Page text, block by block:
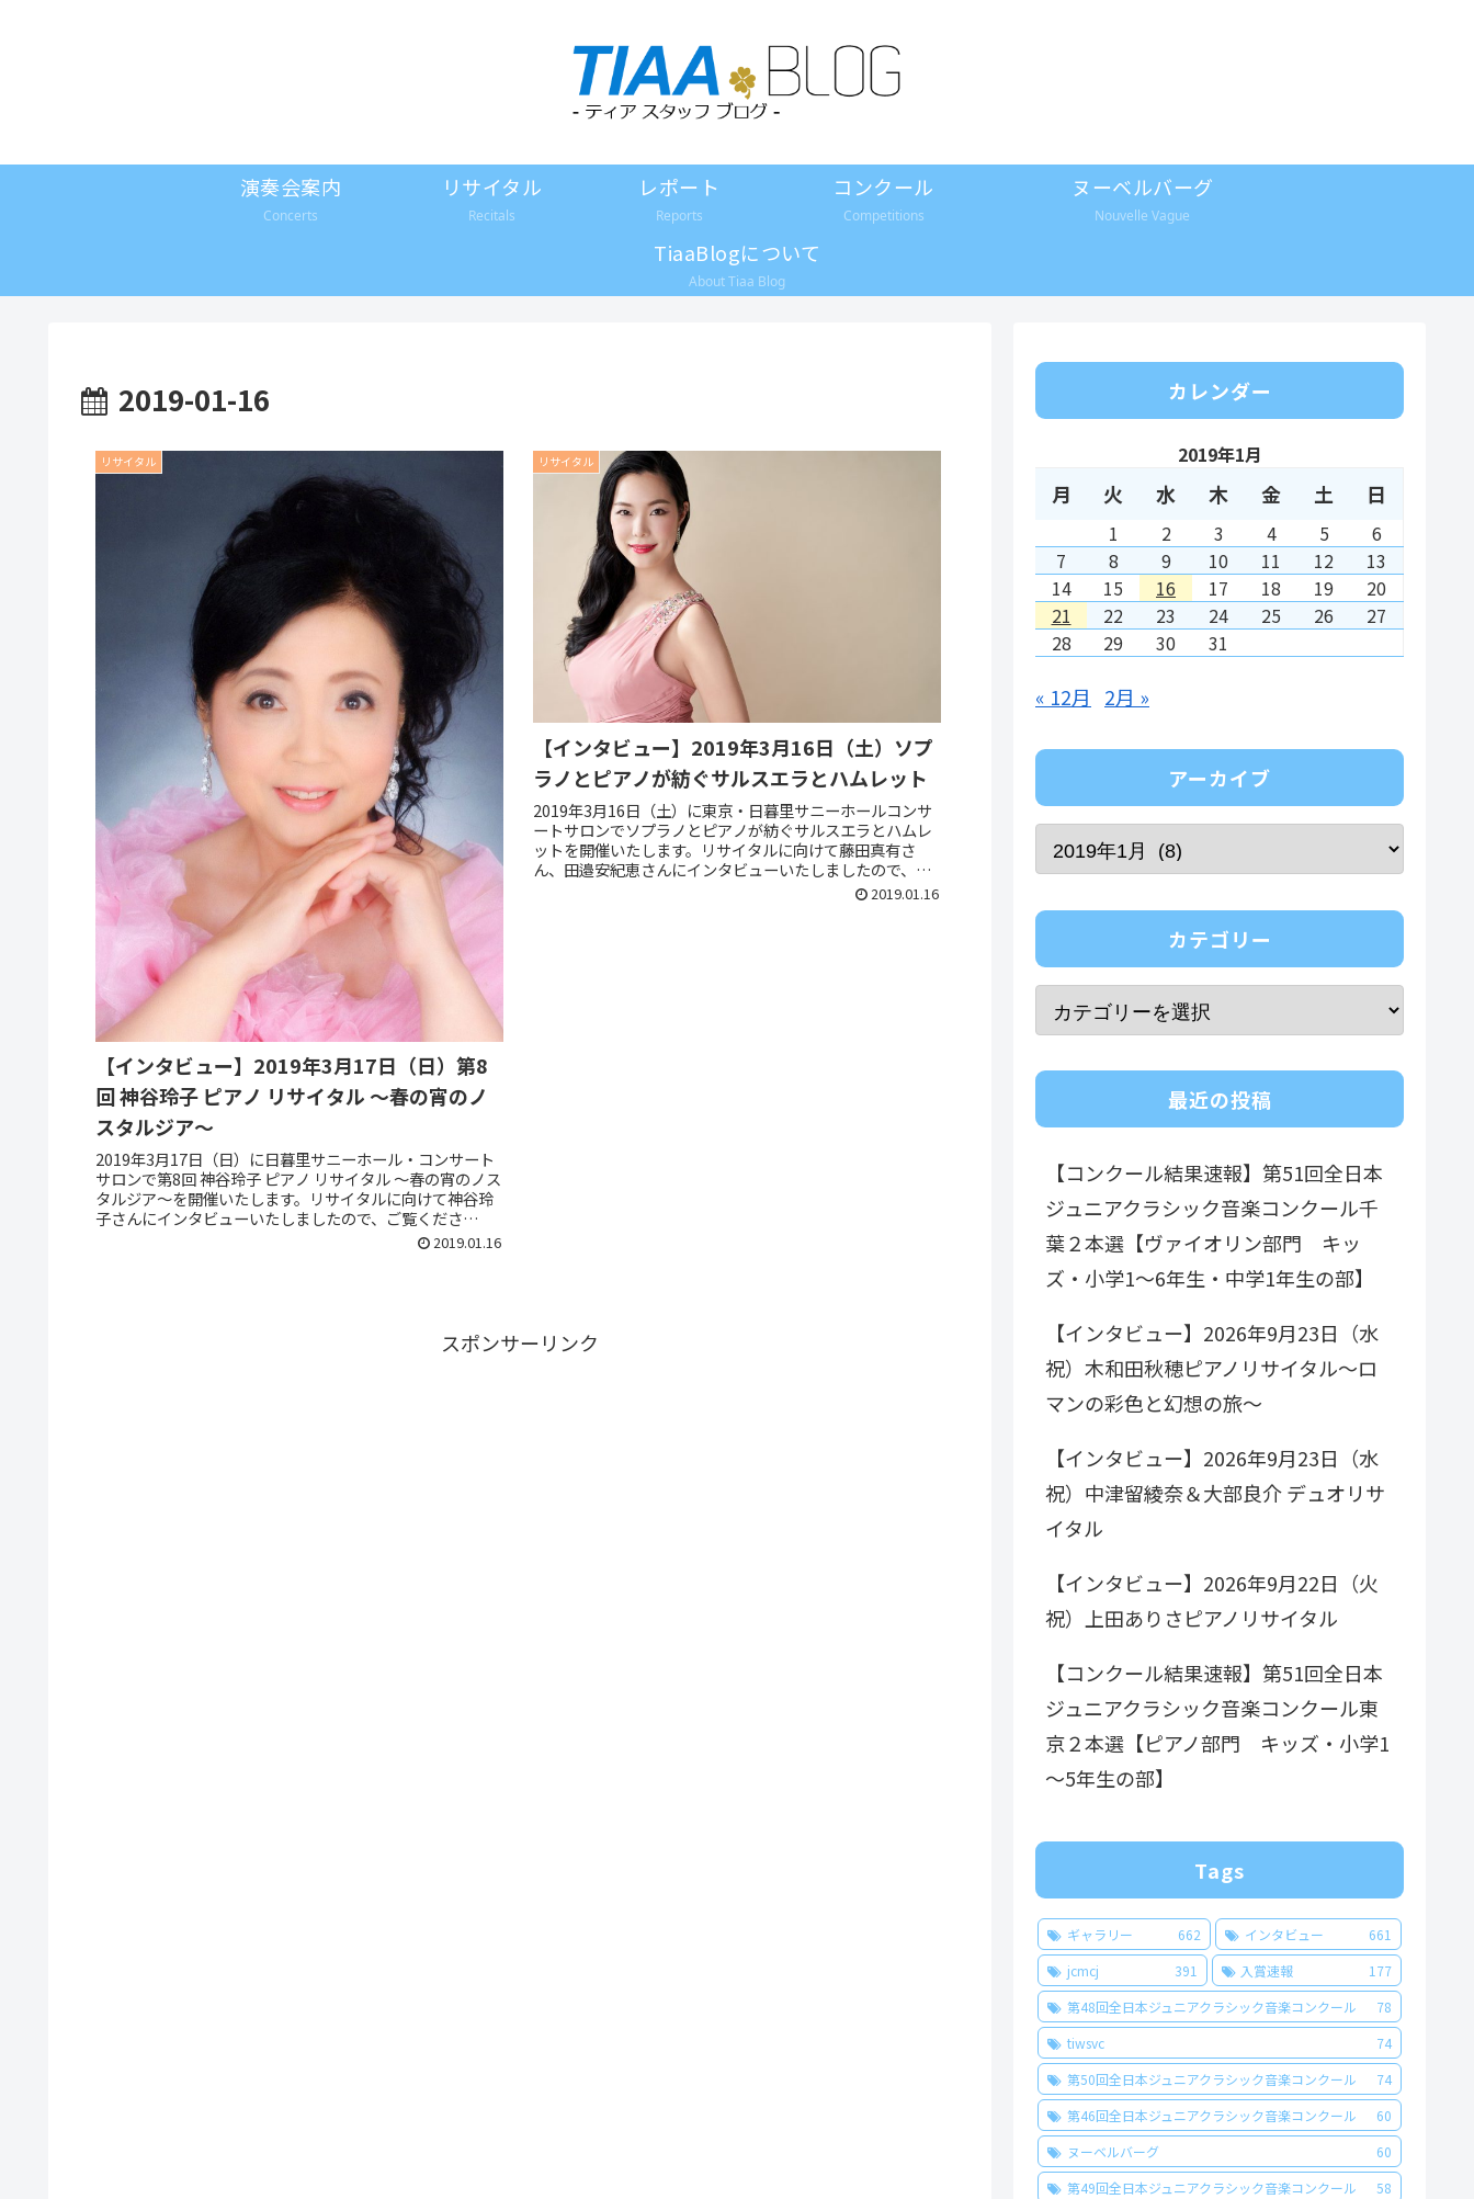
演奏会案内
Concerts
リサイタル
Recitals
レポート
Reports
コンクール
Competitions
ヌーベルバーグ
Nouvelle Vague
TiaaBlogについて
About Tiaa Blog
2019-01-16
リサイタル
【インタビュー】2019年3月17日（日）第8
回 神谷玲子 ピアノ リサイタル ～春の宵のノ
スタルジア～
2019年3月17日（日）に日暮里サニーホール・コンサート
サロンで第8回 神谷玲子 ピアノ リサイタル ～春の宵のノス
タルジア～を開催いたします。リサイタルに向けて神谷玲
子さんにインタビューいたしましたので、ご覧くださ
2019.01.16
リサイタル
【インタビュー】2019年3月16日（土）ソプ
ラノとピアノが紡ぐサルスエラとハムレット
2019年3月16日（土）に東京・日暮里サニーホールコンサ
ートサロンでソプラノとピアノが紡ぐサルスエラとハムレ
ットを開催いたします。リサイタルに向けて藤田真有さ
ん、田邉安紀恵さんにインタビューいたしましたので、ご
2019.01.16
スポンサーリンク
カレンダー
2019年1月
月 火 水 木 金 土 日
1 2 3 4 5
6
7
8 9 10 11 12
13
14
15 16 17 18 19
20
21
22 23 24 25 26
27
28
29 30 31
« 12月 2月 »
アーカイブ
カテゴリー
最近の投稿
【コンクール結果速報】第51回全日本
ジュニアクラシック音楽コンクール千
葉２本選【ヴァイオリン部門 キッ
ズ・小学1～6年生・中学1年生の部】
【インタビュー】2026年9月23日（水
祝）木和田秋穂ピアノリサイタル～ロ
マンの彩色と幻想の旅～
【インタビュー】2026年9月23日（水
祝）中津留綾奈＆大部良介 デュオリサ
イタル
【インタビュー】2026年9月22日（火
祝）上田ありさピアノリサイタル
【コンクール結果速報】第51回全日本
ジュニアクラシック音楽コンクール東
京２本選【ピアノ部門 キッズ・小学1
～5年生の部】
Tags
ギャラリー 662 インタビュー
661
jcmcj
391 入賞速報
177
第48回全日本ジュニアクラシック音楽コンクール
78
tiwsvc
74
第50回全日本ジュニアクラシック音楽コンクール
74
第46回全日本ジュニアクラシック音楽コンクール
60
ヌーベルバーグ
60
第49回全日本ジュニアクラシック音楽コンクール
58